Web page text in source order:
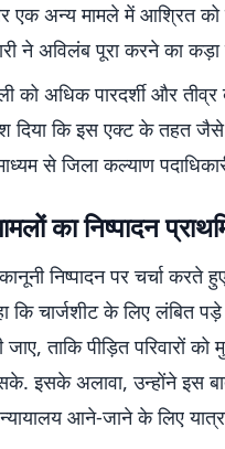
अन्य मामले में आश्रित को
ने अविलंब पूरा करने का कड़ा
को अधिक पारदर्शी और
दिया कि इस एक्ट के तहत
से जिला कल्याण
का निष्पादन
निष्पादन पर चर्चा करते
कि चार्जशीट के लिए लंबित
ताकि पीड़ित परिवारों
इसके अलावा, उन्होंने इस
आने-जाने के लिए